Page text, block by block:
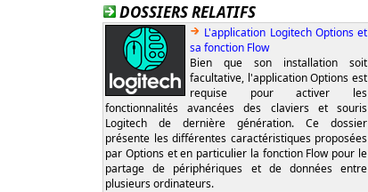
DOSSIERS RELATIFS
L'application Logitech Options et
sa fonction Flow
Bien que son installation soit
facultative, l'application Options est
requise pour activer les
fonctionnalités avancées des claviers et souris
Logitech de dernière génération. Ce dossier
présente les différentes caractéristiques proposées
par Options et en particulier la fonction Flow pour le
partage de périphériques et de données entre
plusieurs ordinateurs.